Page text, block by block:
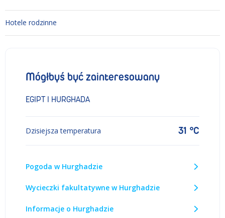
Hotele rodzinne
Mógłbyś być zainteresowany
EGIPT I HURGHADA
Dzisiejsza temperatura 31 °C
Pogoda w Hurghadzie
Wycieczki fakultatywne w Hurghadzie
Informacje o Hurghadzie